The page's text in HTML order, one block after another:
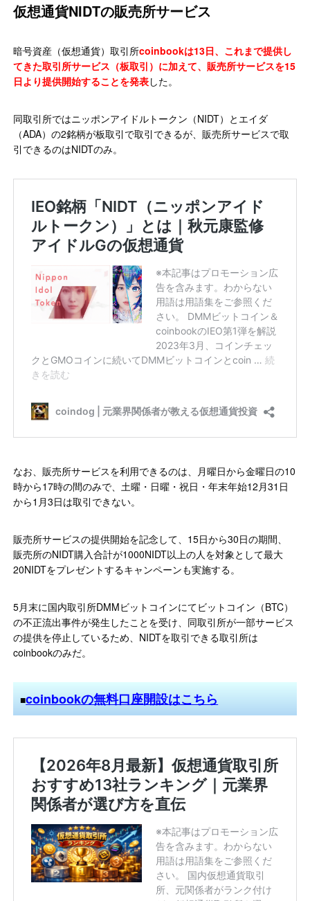
仮想通貨NIDTの販売所サービス
暗号資産（仮想通貨）取引所coinbookは13日、これまで提供し
てきた取引所サービス（板取引）に加えて、販売所サービスを15
日より提供開始することを発表した。
同取引所ではニッポンアイドルトークン（NIDT）とエイダ
（ADA）の2銘柄が板取引で取引できるが、販売所サービスで取
引できるのはNIDTのみ。
なお、販売所サービスを利用できるのは、月曜日から金曜日の10
時から17時の間のみで、土曜・日曜・祝日・年末年始12月31日
から1月3日は取引できない。
販売所サービスの提供開始を記念して、15日から30日の期間、
販売所のNIDT購入合計が1000NIDT以上の人を対象として最大
20NIDTをプレゼントするキャンペーンも実施する。
5月末に国内取引所DMMビットコインにてビットコイン（BTC）
の不正流出事件が発生したことを受け、同取引所が一部サービス
の提供を停止しているため、NIDTを取引できる取引所は
coinbookのみだ。
■coinbookの無料口座開設はこちら